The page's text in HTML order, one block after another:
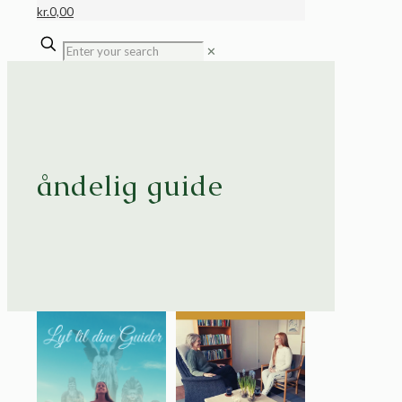
kr.0,00
✕
åndelig guide